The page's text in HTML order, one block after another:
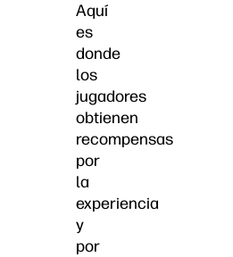
Aquí
es
donde
los
jugadores
obtienen
recompensas
por
la
experiencia
y
por